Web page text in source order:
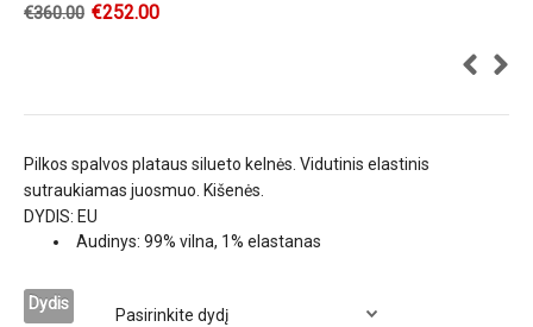
€360.00 €252.00
Pilkos spalvos plataus silueto kelnės. Vidutinis elastinis
sutraukiamas juosmuo. Kišenės.
DYDIS: EU
Audinys: 99% vilna, 1% elastanas
Dydis